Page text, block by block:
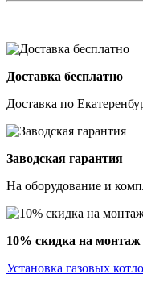
Доставка бесплатно
Доставка по
Заводская гарантия
На оборудование и
10% скидка на монтаж
Установка газовых